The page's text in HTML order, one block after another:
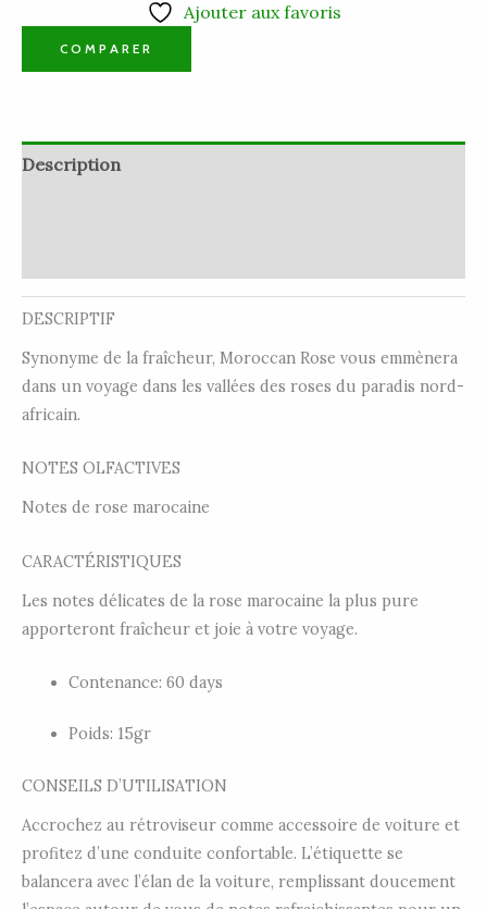
Ajouter aux favoris
COMPARER
Description
DESCRIPTIF
Synonyme de la fraîcheur, Moroccan Rose vous emmènera
dans un voyage dans les vallées des roses du paradis nord-
africain.
NOTES OLFACTIVES
Notes de rose marocaine
CARACTÉRISTIQUES
Les notes délicates de la rose marocaine la plus pure
apporteront fraîcheur et joie à votre voyage.
Contenance: 60 days
Poids: 15gr
CONSEILS D’UTILISATION
Accrochez au rétroviseur comme accessoire de voiture et
profitez d’une conduite confortable. L’étiquette se
balancera avec l’élan de la voiture, remplissant doucement